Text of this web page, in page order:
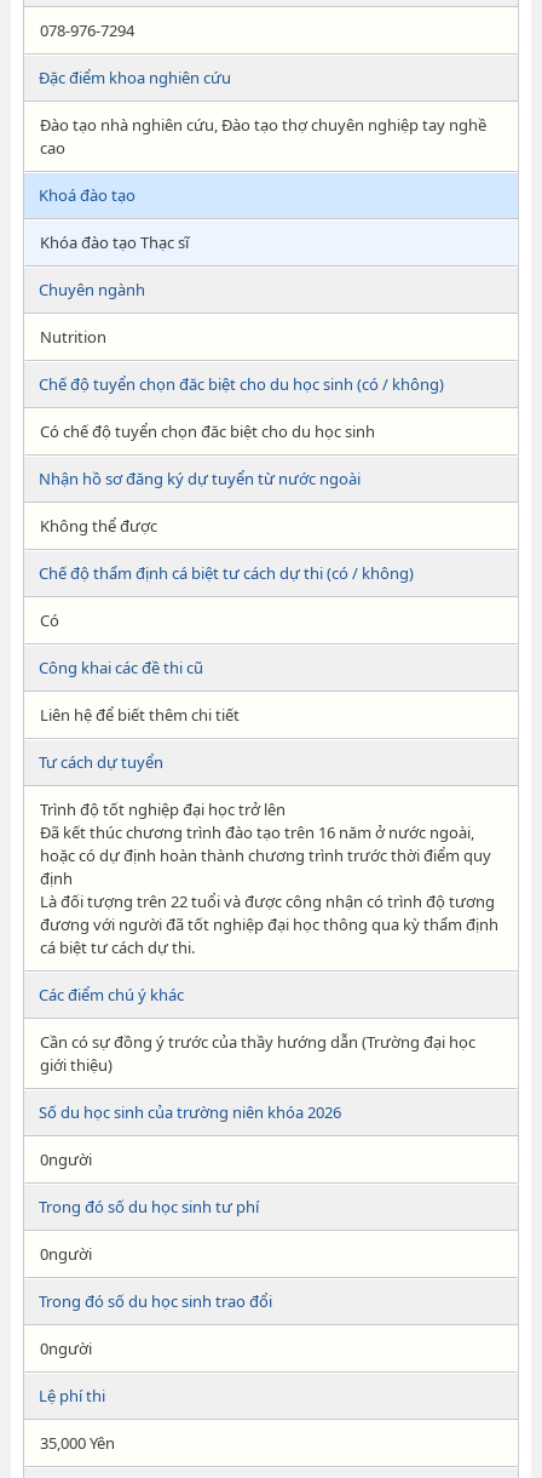
078-976-7294
Đặc điểm khoa nghiên cứu
Đào tạo nhà nghiên cứu, Đào tạo thợ chuyên nghiệp tay nghề
cao
Khoá đào tạo
Khóa đào tạo Thạc sĩ
Chuyên ngành
Nutrition
Chế độ tuyển chọn đăc biệt cho du học sinh (có / không)
Có chế độ tuyển chọn đăc biệt cho du học sinh
Nhận hồ sơ đăng ký dự tuyển từ nước ngoài
Không thể được
Chế độ thẩm định cá biệt tư cách dự thi (có / không)
Có
Công khai các đề thi cũ
Liên hệ để biết thêm chi tiết
Tư cách dự tuyển
Trình độ tốt nghiệp đại học trở lên
Đã kết thúc chương trình đào tạo trên 16 năm ở nước ngoài,
hoặc có dự định hoàn thành chương trình trước thời điểm quy
định
Là đối tượng trên 22 tuổi và được công nhận có trình độ tương
đương với người đã tốt nghiệp đại học thông qua kỳ thẩm định
cá biệt tư cách dự thi.
Các điểm chú ý khác
Cần có sự đồng ý trước của thầy hướng dẫn (Trường đại học
giới thiệu)
Số du học sinh của trường niên khóa 2026
0người
Trong đó số du học sinh tư phí
0người
Trong đó số du học sinh trao đổi
0người
Lệ phí thi
35,000 Yên